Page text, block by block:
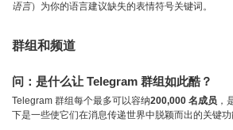
语言）为你的语言建议缺失的表情符号关键词。
群组和频道
问：是什么让 Telegram 群组如此酷？
Telegram 群组每个最多可以容纳200,000 名成员 ，
下是一些使它们在消息传递世界中脱颖而出的关键功